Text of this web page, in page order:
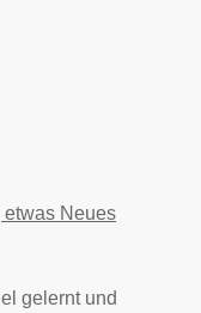
etwas Neues
gelernt und